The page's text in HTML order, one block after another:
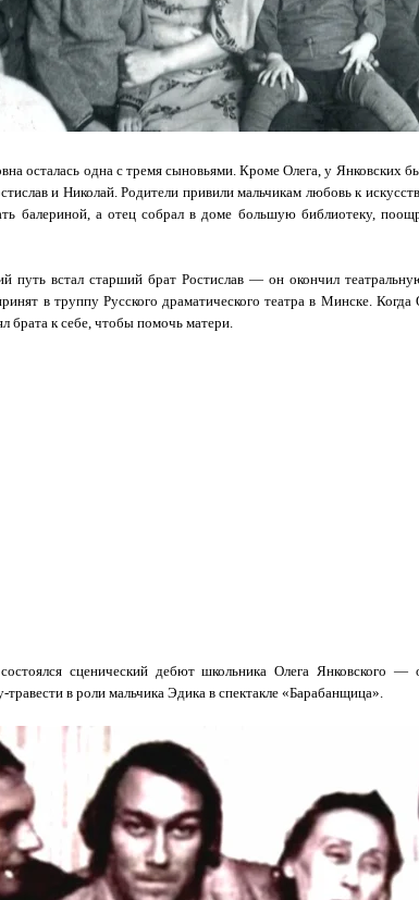
осталась одна с тремя сыновьями. Кроме Олега, у Янковских
и Николай. Родители привили мальчикам любовь к
балериной, а отец собрал в доме большую библиотеку,
путь встал старший брат Ростислав — он окончил
в труппу Русского драматического театра в Минске. Когда
брата к себе, чтобы помочь матери.
сценический дебют школьника Олега Янковского —
в роли мальчика Эдика в спектакле «Барабанщица».